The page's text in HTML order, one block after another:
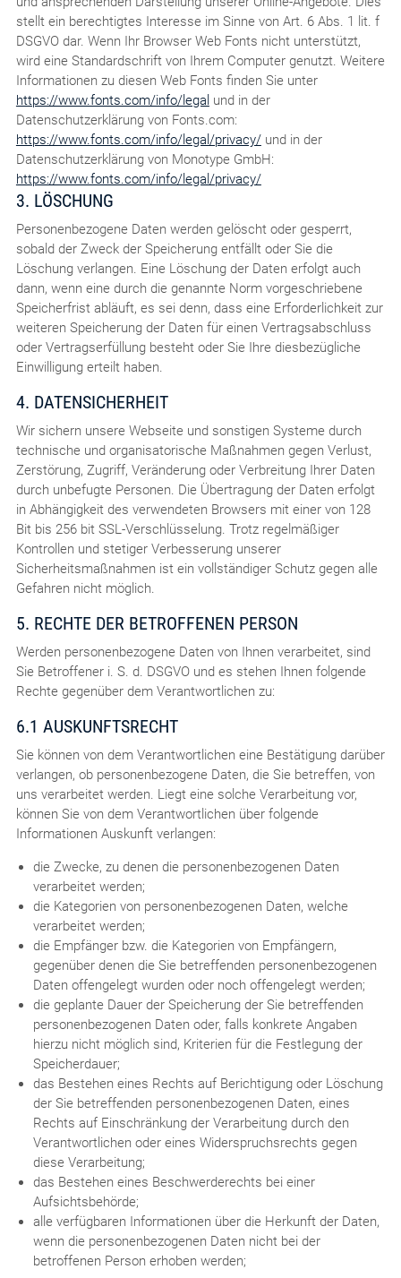
stellt ein berechtigtes Interesse im Sinne von Art. 6 Abs. 1 lit. f
DSGVO dar. Wenn Ihr Browser Web Fonts nicht unterstützt,
wird eine Standardschrift von Ihrem Computer genutzt. Weitere
Informationen zu diesen Web Fonts finden Sie unter
https://www.fonts.com/info/legal und in der
Datenschutzerklärung von Fonts.com:
https://www.fonts.com/info/legal/privacy/und in der
Datenschutzerklärung von Monotype GmbH:
https://www.fonts.com/info/legal/privacy/
3. LÖSCHUNG
Personenbezogene Daten werden gelöscht oder gesperrt,
sobald der Zweck der Speicherung entfällt oder Sie die
Löschung verlangen. Eine Löschung der Daten erfolgt auch
dann, wenn eine durch die genannte Norm vorgeschriebene
Speicherfrist abläuft, es sei denn, dass eine Erforderlichkeit zur
weiteren Speicherung der Daten für einen Vertragsabschluss
oder Vertragserfüllung besteht oder Sie Ihre diesbezügliche
Einwilligung erteilt haben.
4. DATENSICHERHEIT
Wir sichern unsere Webseite und sonstigen Systeme durch
technische und organisatorische Maßnahmen gegen Verlust,
Zerstörung, Zugriff, Veränderung oder Verbreitung Ihrer Daten
durch unbefugte Personen. Die Übertragung der Daten erfolgt
in Abhängigkeit des verwendeten Browsers mit einer von 128
Bit bis 256 bit SSL-Verschlüsselung. Trotz regelmäßiger
Kontrollen und stetiger Verbesserung unserer
Sicherheitsmaßnahmen ist ein vollständiger Schutz gegen alle
Gefahren nicht möglich.
5. RECHTE DER BETROFFENEN PERSON
Werden personenbezogene Daten von Ihnen verarbeitet, sind
Sie Betroffener i. S. d. DSGVO und es stehen Ihnen folgende
Rechte gegenüber dem Verantwortlichen zu:
6.1 AUSKUNFTSRECHT
Sie können von dem Verantwortlichen eine Bestätigung darüber
verlangen, ob personenbezogene Daten, die Sie betreffen, von
uns verarbeitet werden. Liegt eine solche Verarbeitung vor,
können Sie von dem Verantwortlichen über folgende
Informationen Auskunft verlangen:
die Zwecke, zu denen die personenbezogenen Daten
verarbeitet werden;
die Kategorien von personenbezogenen Daten, welche
verarbeitet werden;
die Empfänger bzw. die Kategorien von Empfängern,
gegenüber denen die Sie betreffenden personenbezogenen
Daten offengelegt wurden oder noch offengelegt werden;
die geplante Dauer der Speicherung der Sie betreffenden
personenbezogenen Daten oder, falls konkrete Angaben
hierzu nicht möglich sind, Kriterien für die Festlegung der
Speicherdauer;
das Bestehen eines Rechts auf Berichtigung oder Löschung
der Sie betreffenden personenbezogenen Daten, eines
Rechts auf Einschränkung der Verarbeitung durch den
Verantwortlichen oder eines Widerspruchsrechts gegen
diese Verarbeitung;
das Bestehen eines Beschwerderechts bei einer
Aufsichtsbehörde;
alle verfügbaren Informationen über die Herkunft der Daten,
wenn die personenbezogenen Daten nicht bei der
betroffenen Person erhoben werden;